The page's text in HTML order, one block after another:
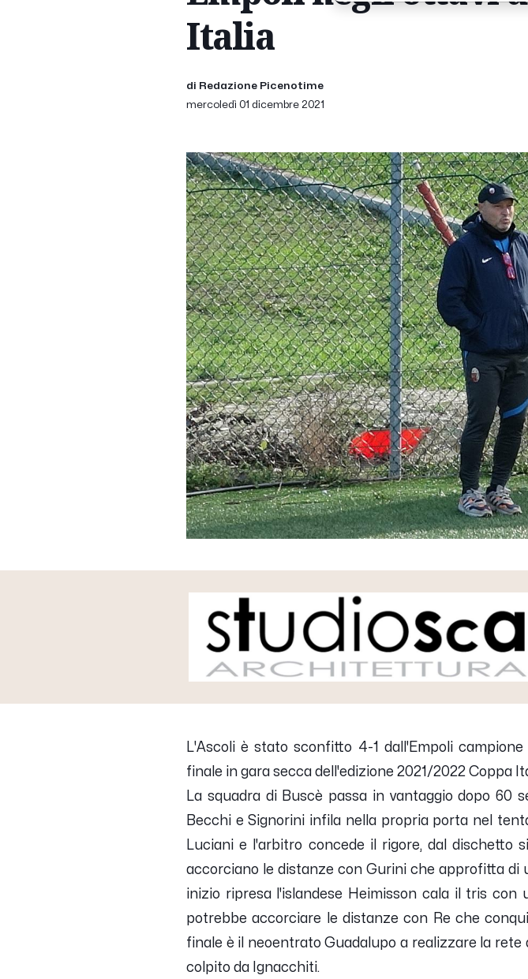
Italia
di Redazione Picenotime
mercoledì 01 dicembre 2021
L'Ascoli è stato sconfitto 4-1 dall'Empoli
finale in gara secca dell'edizione 2021/2022 Coppa
La squadra di Buscè passa in vantaggio dopo 60
Becchi e Signorini infila nella propria porta nel
Luciani e l'arbitro concede il rigore, dal dischetto
accorciano le distanze con Gurini che approfitta di
inizio ripresa l'islandese Heimisson cala il tris
potrebbe accorciare le distanze con Re che
finale è il neoentrato Guadalupo a realizzare la
colpito da Ignacchiti.